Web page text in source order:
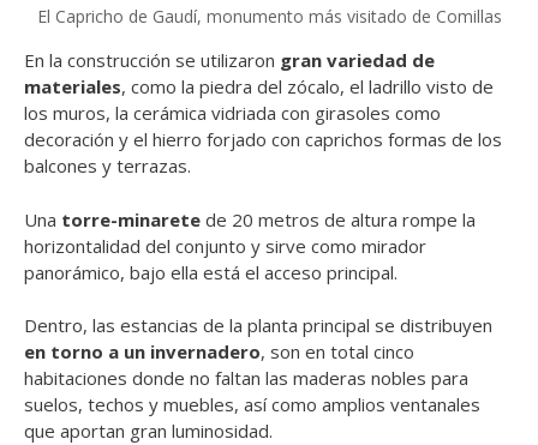
El Capricho de Gaudí, monumento más visitado de Comillas
En la construcción se utilizaron gran variedad de
materiales, como la piedra del zócalo, el ladrillo visto de
los muros, la cerámica vidriada con girasoles como
decoración y el hierro forjado con caprichos formas de los
balcones y terrazas.
Una torre-minarete de 20 metros de altura rompe la
horizontalidad del conjunto y sirve como mirador
panorámico, bajo ella está el acceso principal.
Dentro, las estancias de la planta principal se distribuyen
en torno a un invernadero, son en total cinco
habitaciones donde no faltan las maderas nobles para
suelos, techos y muebles, así como amplios ventanales
que aportan gran luminosidad.